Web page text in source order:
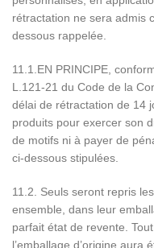
rétractation ne sera admis
dessous rappelée.
11.1.EN PRINCIPE,
L.121-21 du Code de la
délai de rétractation de 14
produits pour exercer son
de motifs ni à payer de
ci-dessous stipulées.
11.2. Seuls seront repris
ensemble, dans leur
parfait état de revente.
l’emballage d’origine aura